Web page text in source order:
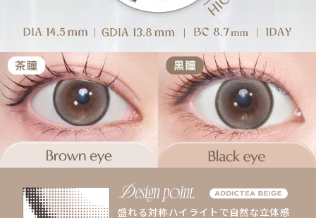
盛れる対称ハイライトで自然な立体感